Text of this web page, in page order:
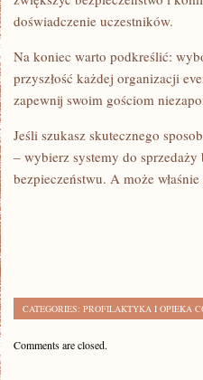
doświadczenie uczestników.
Na koniec warto podkreślić:
przyszłość każdej organizacji
zapewnij swoim gościom
Jeśli szukasz skutecznego
– wybierz systemy do
bezpieczeństwu. A może
CATEGORIES: PROFILAKTYKA I OPIEKA
Comments are closed.